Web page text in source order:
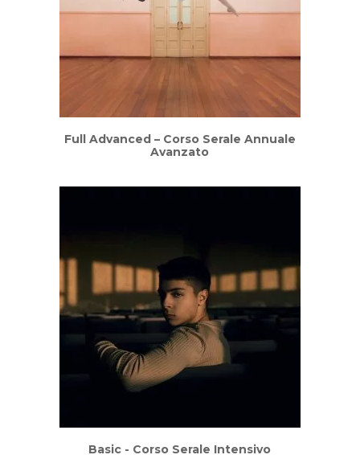
Full Advanced – Corso Serale Annuale
Avanzato
Basic - Corso Serale Intensivo